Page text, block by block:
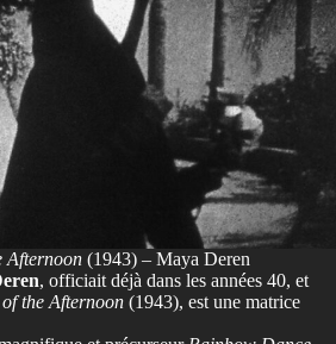
Afternoon(1943) – Maya Deren
, officiait déjà dans les années 40, et
of the Afternoon (1943), est une matrice